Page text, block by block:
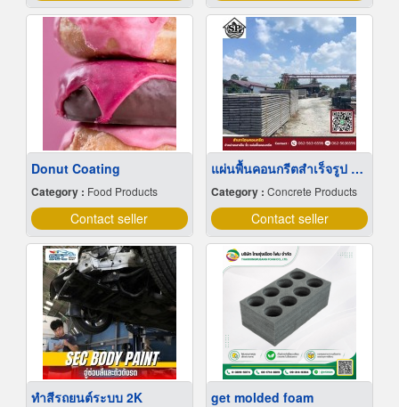
Donut Coating
Category : Food Products
Contact seller
แผ่นพื้นคอนกรีตสำเร็จรูป นนทบุรี
Category : Concrete Products
Contact seller
ทำสีรถยนต์ระบบ 2K get molded foam